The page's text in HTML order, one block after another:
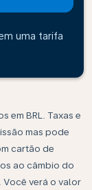
uma tarifa
em BRL. Taxas e
mas pode
cartão de
ao câmbio do
verá o valor